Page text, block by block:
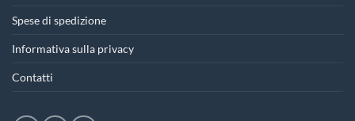
Spese di spedizione
Informativa sulla privacy
Contatti